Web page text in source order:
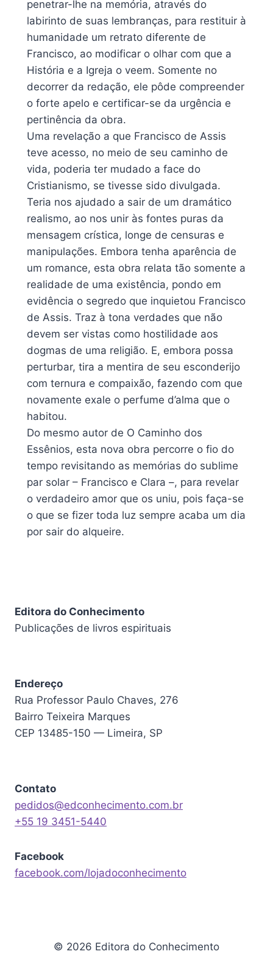
penetrar-lhe na memória, através do
labirinto de suas lembranças, para restituir à
humanidade um retrato diferente de
Francisco, ao modificar o olhar com que a
História e a Igreja o veem. Somente no
decorrer da redação, ele pôde compreender
o forte apelo e certificar-se da urgência e
pertinência da obra.
Uma revelação a que Francisco de Assis
teve acesso, no meio de seu caminho de
vida, poderia ter mudado a face do
Cristianismo, se tivesse sido divulgada.
Teria nos ajudado a sair de um dramático
realismo, ao nos unir às fontes puras da
mensagem crística, longe de censuras e
manipulações. Embora tenha aparência de
um romance, esta obra relata tão somente a
realidade de uma existência, pondo em
evidência o segredo que inquietou Francisco
de Assis. Traz à tona verdades que não
devem ser vistas como hostilidade aos
dogmas de uma religião. E, embora possa
perturbar, tira a mentira de seu esconderijo
com ternura e compaixão, fazendo com que
novamente exale o perfume d’alma que o
habitou.
Do mesmo autor de O Caminho dos
Essênios, esta nova obra percorre o fio do
tempo revisitando as memórias do sublime
par solar – Francisco e Clara –, para revelar
o verdadeiro amor que os uniu, pois faça-se
o que se fizer toda luz sempre acaba um dia
por sair do alqueire.
Editora do Conhecimento
Publicações de livros espirituais
Endereço
Rua Professor Paulo Chaves, 276
Bairro Teixeira Marques
CEP 13485-150 — Limeira, SP
Contato
pedidos@edconhecimento.com.br
+55 19 3451-5440
Facebook
facebook.com/lojadoconhecimento
© 2026 Editora do Conhecimento